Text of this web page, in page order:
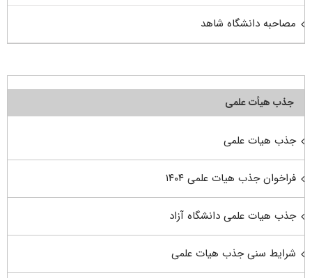
مصاحبه دانشگاه شاهد
جذب هیأت علمی
جذب هیات علمی
فراخوان جذب هیات علمی ۱۴۰۴
جذب هیات علمی دانشگاه آزاد
شرایط سنی جذب هیات علمی